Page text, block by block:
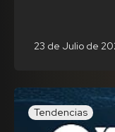
23 de Julio de
Tendencias